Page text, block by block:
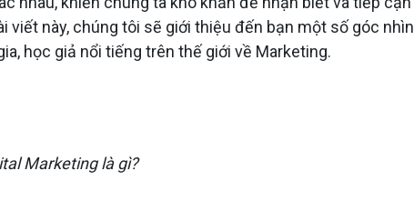
viết này, chúng tôi sẽ giới thiệu đến bạn một số góc nhìn
học giả nổi tiếng trên thế giới về Marketing.
Marketing là gì?